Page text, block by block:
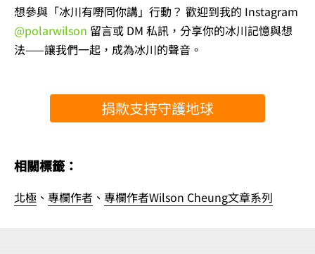
想參與「冰川有嘢同你講」行動？ 歡迎到我的 Instagram
@polarwilson 留言或 DM 私訊，分享你的冰川記憶與想
法——讓我們一起，成為冰川的聲音。
捐款支持守護地球
相關標籤：
北極 、 專欄作者 、 專欄作者Wilson Cheung文章系列